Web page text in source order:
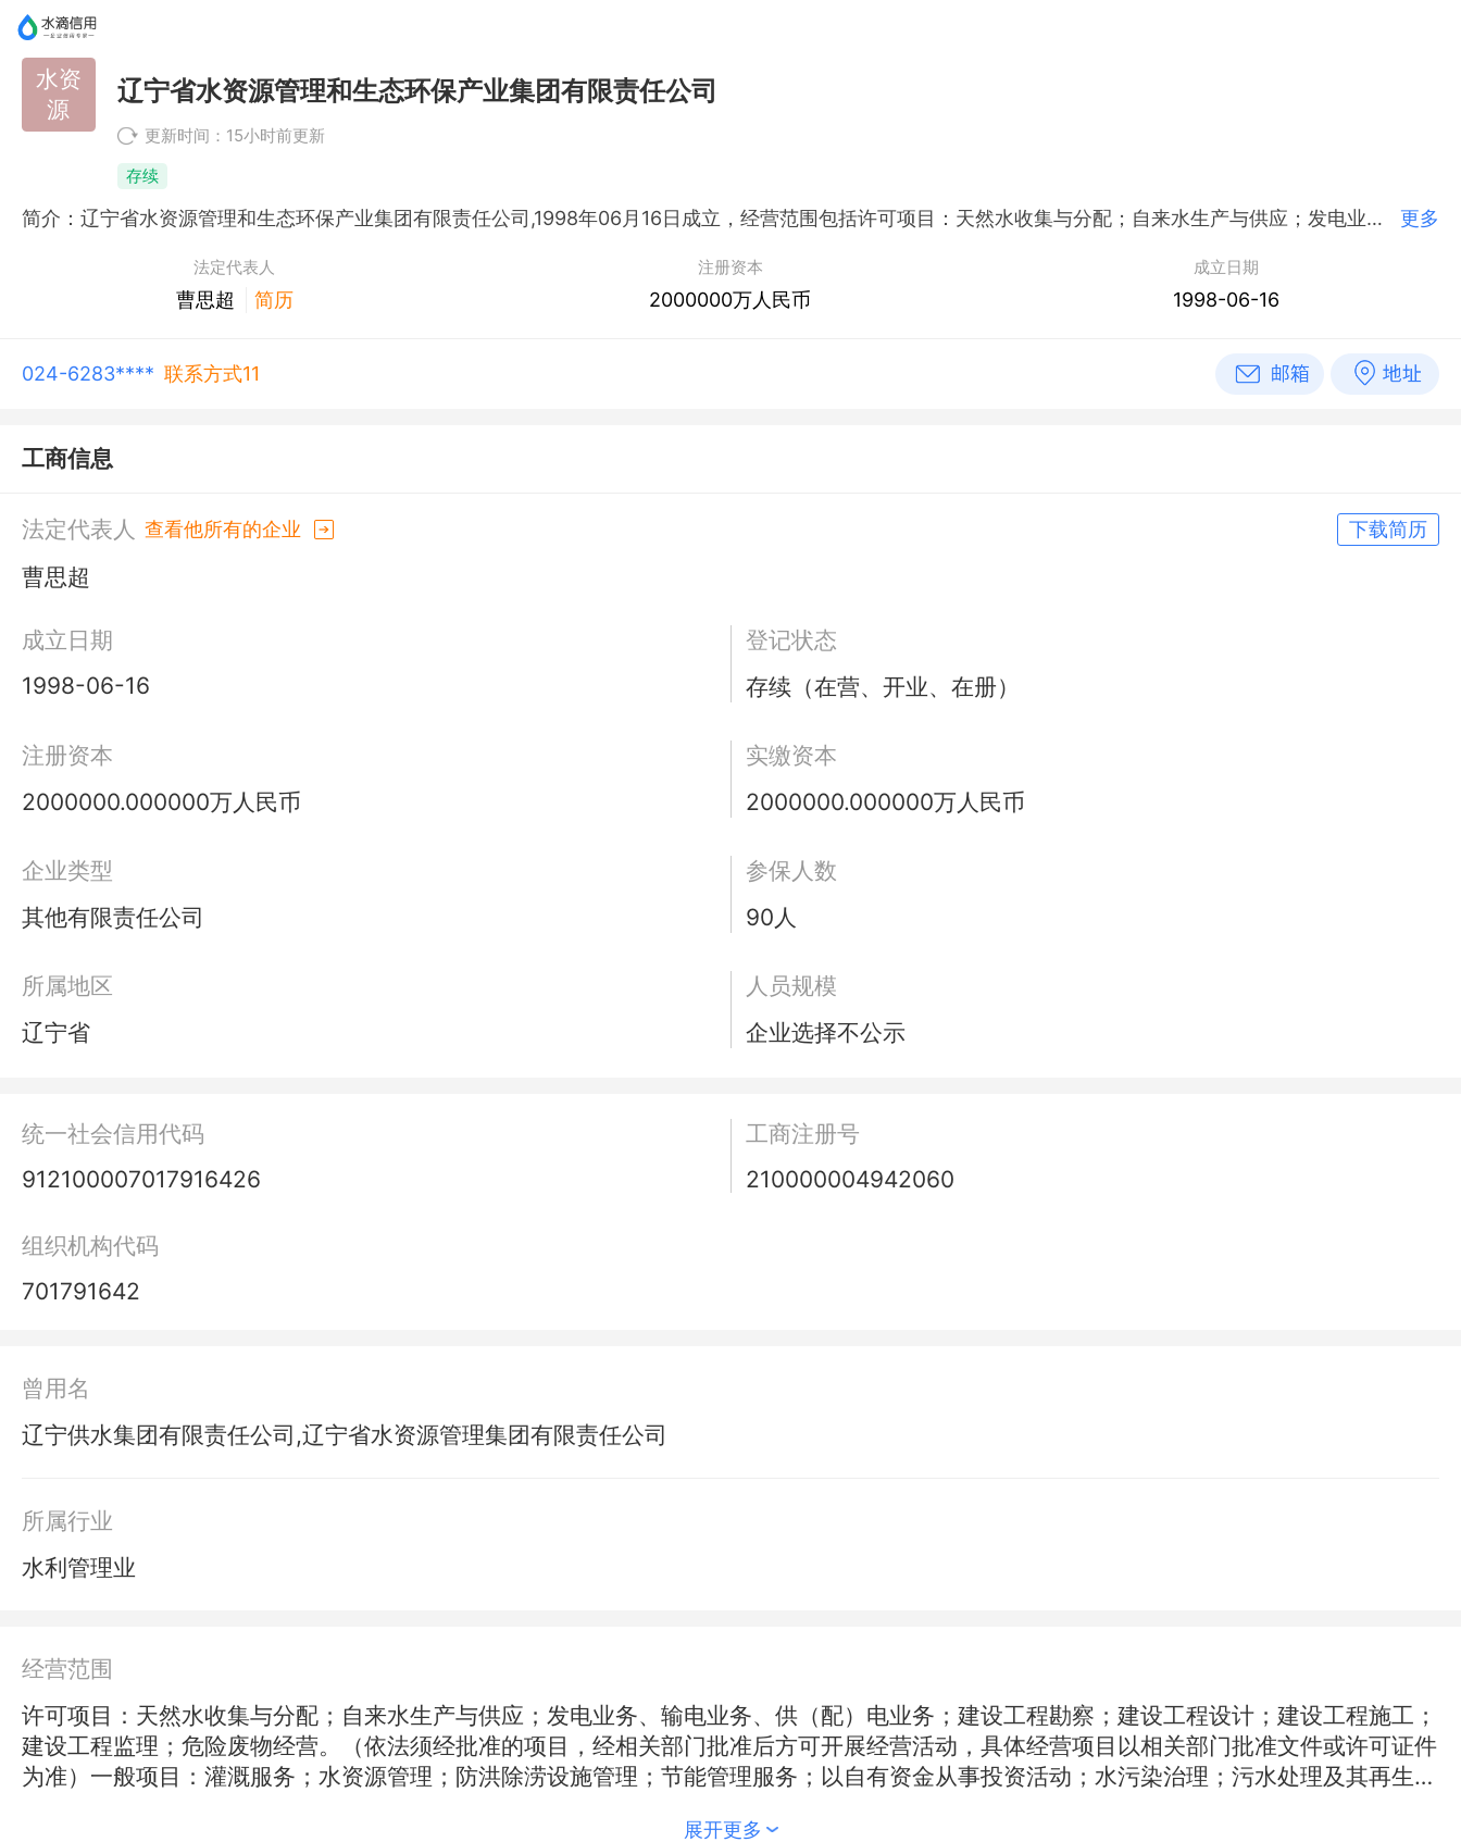
水资
源
辽宁省水资源管理和生态环保产业集团有限责任公司
更新时间：15小时前更新
存续
简介：辽宁省水资源管理和生态环保产业集团有限责任公司,1998年06月16日成立，经营范围包括许可项目：天然水收集与分配；自来水生产与供应；发电业务、输电业务、供（配）电业务；建设工程勘察；建设工程设计；建设工程施工；建设工程监理；危险废物经营。（依法须经批准的项目，经相关部门批准后方可开展经营活动，具体经营项目以相关部门批准文件或许可证件为准）一般项目：灌溉服务；水资源管理；防洪除涝设施管理；节能管理服务；以自有资金从事投资活动；水污染治理；污水处理及其再生利用；固体废物治理；住房租赁；非居住房地产租赁。（除依法须经批准的项目外，凭营业执照依法自主开展经营活动） 更多
法定代表人
曹思超 简历
注册资本
2000000万人民币
成立日期
1998-06-16
024-6283**** 联系方式11
工商信息
法定代表人 查看他所有的企业 下载简历
曹思超
成立日期
1998-06-16
登记状态
存续（在营、开业、在册）
注册资本
2000000.000000万人民币
实缴资本
2000000.000000万人民币
企业类型
其他有限责任公司
参保人数
90人
所属地区
辽宁省
人员规模
企业选择不公示
统一社会信用代码
912100007017916426
工商注册号
210000004942060
组织机构代码
701791642
曾用名
辽宁供水集团有限责任公司,辽宁省水资源管理集团有限责任公司
所属行业
水利管理业
经营范围
许可项目：天然水收集与分配；自来水生产与供应；发电业务、输电业务、供（配）电业务；建设工程勘察；建设工程设计；建设工程施工；
建设工程监理；危险废物经营。（依法须经批准的项目，经相关部门批准后方可开展经营活动，具体经营项目以相关部门批准文件或许可证件
为准）一般项目：灌溉服务；水资源管理；防洪除涝设施管理；节能管理服务；以自有资金从事投资活动；水污染治理；污水处理及其再生利
展开更多